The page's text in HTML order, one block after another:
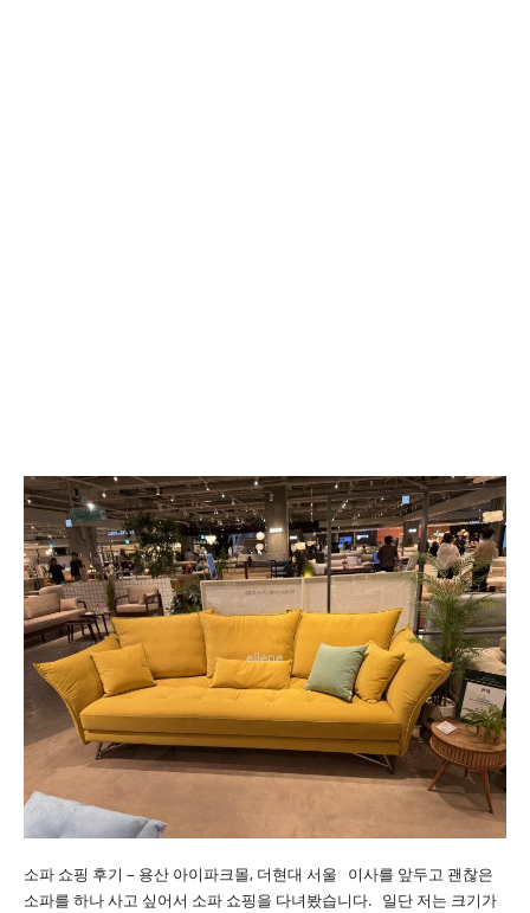
소파 쇼핑 후기 – 용산 아이파크몰, 더현대 서울 이사를 앞두고 괜찮은
소파를 하나 사고 싶어서 소파 쇼핑을 다녀봤습니다. 일단 저는 크기가